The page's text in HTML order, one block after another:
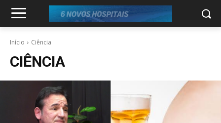
Início Ciência
CIÊNCIA